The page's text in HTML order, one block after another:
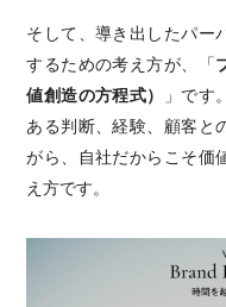
そして、導き出したパー
するための考え方が、「
値創造の方程式）
」です
ある判断、経験、顧客と
がら、自社だからこそ価
え方です。